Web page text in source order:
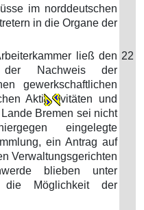
im norddeutschen
in die Organe der
ließ den
Nachweis der
gewerkschaftlichen
Akti
vitäten und
Bremen sei nicht
eingelegte
ein Antrag auf
Verwaltungsgerichten
blieben unter
Möglichkeit der
22